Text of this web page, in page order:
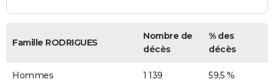
Famille RODRIGUES
Nombre de
décès
% des
décès
Hommes 1 139 59,5 %